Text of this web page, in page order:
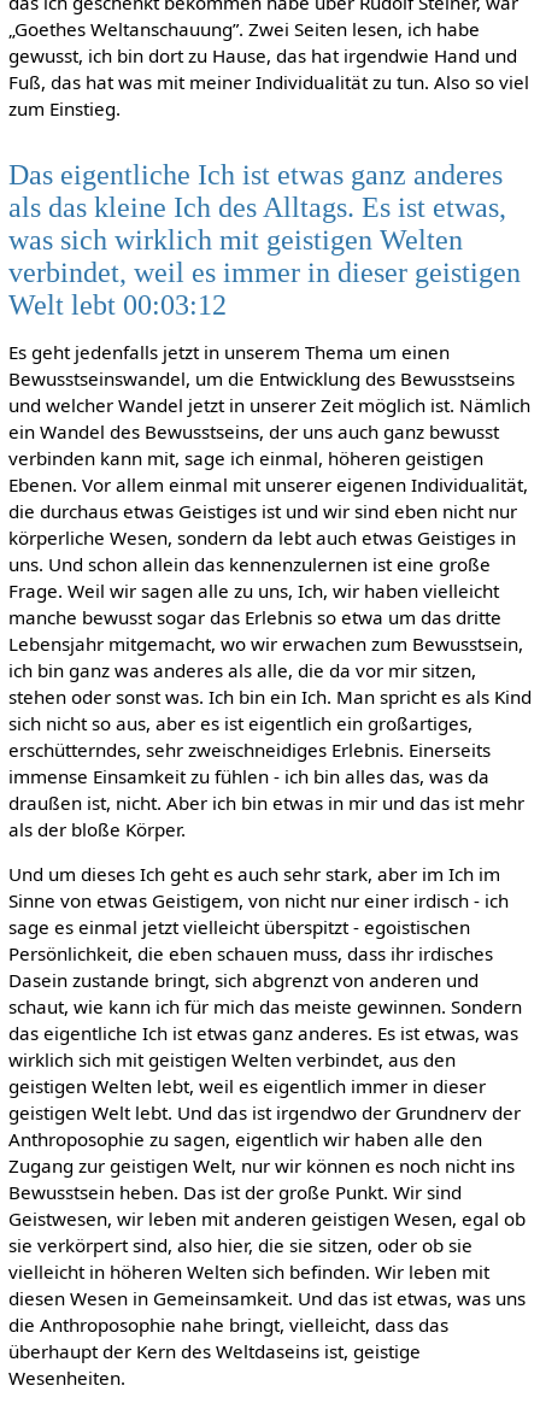
„Goethes Weltanschauung”. Zwei Seiten lesen, ich habe
gewusst, ich bin dort zu Hause, das hat irgendwie Hand und
Fuß, das hat was mit meiner Individualität zu tun. Also so viel
zum Einstieg.
Das eigentliche Ich ist etwas ganz anderes
als das kleine Ich des Alltags. Es ist etwas,
was sich wirklich mit geistigen Welten
verbindet, weil es immer in dieser geistigen
Welt lebt 00:03:12
Es geht jedenfalls jetzt in unserem Thema um einen
Bewusstseinswandel, um die Entwicklung des Bewusstseins
und welcher Wandel jetzt in unserer Zeit möglich ist. Nämlich
ein Wandel des Bewusstseins, der uns auch ganz bewusst
verbinden kann mit, sage ich einmal, höheren geistigen
Ebenen. Vor allem einmal mit unserer eigenen Individualität,
die durchaus etwas Geistiges ist und wir sind eben nicht nur
körperliche Wesen, sondern da lebt auch etwas Geistiges in
uns. Und schon allein das kennenzulernen ist eine große
Frage. Weil wir sagen alle zu uns, Ich, wir haben vielleicht
manche bewusst sogar das Erlebnis so etwa um das dritte
Lebensjahr mitgemacht, wo wir erwachen zum Bewusstsein,
ich bin ganz was anderes als alle, die da vor mir sitzen,
stehen oder sonst was. Ich bin ein Ich. Man spricht es als Kind
sich nicht so aus, aber es ist eigentlich ein großartiges,
erschütterndes, sehr zweischneidiges Erlebnis. Einerseits
immense Einsamkeit zu fühlen - ich bin alles das, was da
draußen ist, nicht. Aber ich bin etwas in mir und das ist mehr
als der bloße Körper.
Und um dieses Ich geht es auch sehr stark, aber im Ich im
Sinne von etwas Geistigem, von nicht nur einer irdisch - ich
sage es einmal jetzt vielleicht überspitzt - egoistischen
Persönlichkeit, die eben schauen muss, dass ihr irdisches
Dasein zustande bringt, sich abgrenzt von anderen und
schaut, wie kann ich für mich das meiste gewinnen. Sondern
das eigentliche Ich ist etwas ganz anderes. Es ist etwas, was
wirklich sich mit geistigen Welten verbindet, aus den
geistigen Welten lebt, weil es eigentlich immer in dieser
geistigen Welt lebt. Und das ist irgendwo der Grundnerv der
Anthroposophie zu sagen, eigentlich wir haben alle den
Zugang zur geistigen Welt, nur wir können es noch nicht ins
Bewusstsein heben. Das ist der große Punkt. Wir sind
Geistwesen, wir leben mit anderen geistigen Wesen, egal ob
sie verkörpert sind, also hier, die sie sitzen, oder ob sie
vielleicht in höheren Welten sich befinden. Wir leben mit
diesen Wesen in Gemeinsamkeit. Und das ist etwas, was uns
die Anthroposophie nahe bringt, vielleicht, dass das
überhaupt der Kern des Weltdaseins ist, geistige
Wesenheiten.